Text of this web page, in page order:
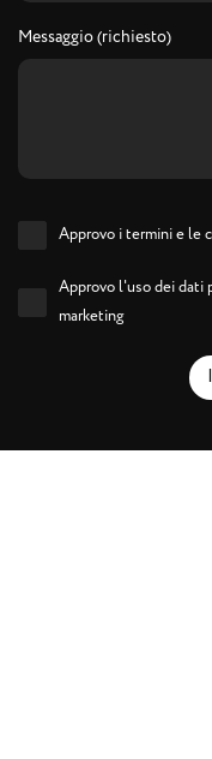
Messaggio (richiesto)
Approvo i termini e le
Approvo l'uso dei dati
marketing